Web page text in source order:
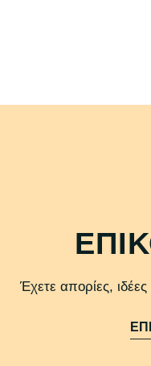
Έχετε απορίες,